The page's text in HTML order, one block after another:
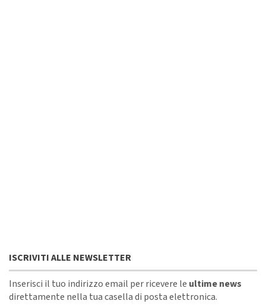
ISCRIVITI ALLE NEWSLETTER
Inserisci il tuo indirizzo email per ricevere le ultime news
direttamente nella tua casella di posta elettronica.